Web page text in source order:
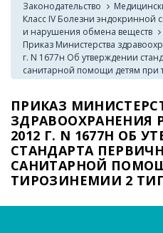
Законодательство
Класс IV Болезни эндокринной
и нарушения обмена веществ
Приказ Министерства
г. N 1677н Об утверждении
санитарной помощи детям при
ПРИКАЗ
ЗДРАВООХРАНЕНИЯ
2012 Г. N 1677Н ОБ
СТАНДАРТА
САНИТАРНОЙ
ТИРОЗИНЕМИИ 2